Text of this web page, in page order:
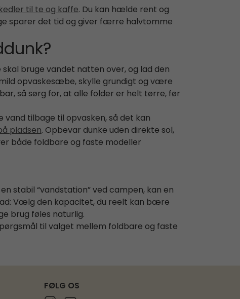
til te og kaffe. Du kan hælde rent og
sparer det tid og giver færre halvtomme
bruge vandet natten over, og lad den
opvaskesæbe, skylle grundigt og være
så sørg for, at alle folder er helt tørre, før
tilbage til opvasken, så det kan
pladsen. Opbevar dunke uden direkte sol,
både foldbare og faste modeller
stabil “vandstation” ved campen, kan en
Vælg den kapacitet, du reelt kan bære
brug føles naturlig.
til valget mellem foldbare og faste
FØLG OS